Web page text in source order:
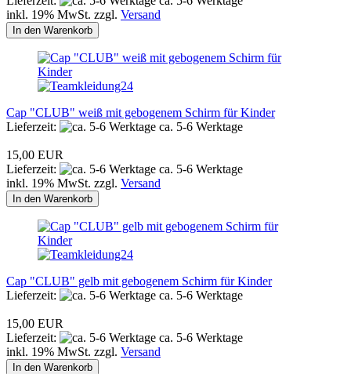
inkl. 19% MwSt. zzgl. Versand
In den Warenkorb
Cap "CLUB" weiß mit gebogenem Schirm für Kinder
Lieferzeit:
ca. 5-6 Werktage
15,00 EUR
Lieferzeit:
ca. 5-6 Werktage
inkl. 19% MwSt. zzgl. Versand
In den Warenkorb
Cap "CLUB" gelb mit gebogenem Schirm für Kinder
Lieferzeit:
ca. 5-6 Werktage
15,00 EUR
Lieferzeit:
ca. 5-6 Werktage
inkl. 19% MwSt. zzgl. Versand
In den Warenkorb